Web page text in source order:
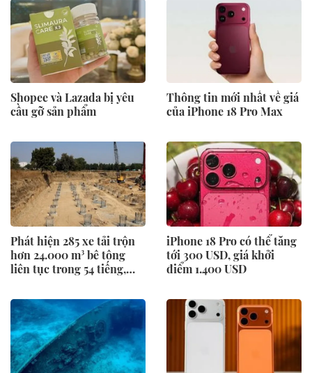
Shopee và Lazada bị yêu
cầu gỡ sản phẩm
Thông tin mới nhất về giá
của iPhone 18 Pro Max
Phát hiện 285 xe tải trộn
hơn 24.000 m³ bê tông
liên tục trong 54 tiếng,
lộ diện
iPhone 18 Pro có thể tăng
tới 300 USD, giá khởi
điểm 1.400 USD